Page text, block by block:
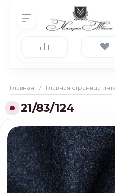
Главная / Главная страница
21/83/124